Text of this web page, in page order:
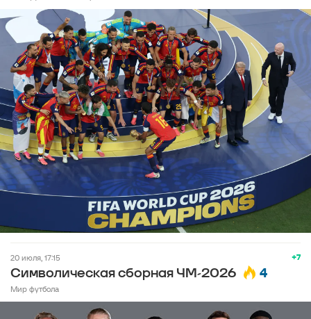
+7
20 июля, 17:15
Символическая сборная ЧМ-2026 4
Мир футбола